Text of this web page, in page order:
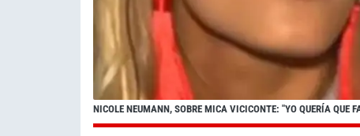
NICOLE NEUMANN, SOBRE MICA VICICONTE: "YO QUERÍA QUE